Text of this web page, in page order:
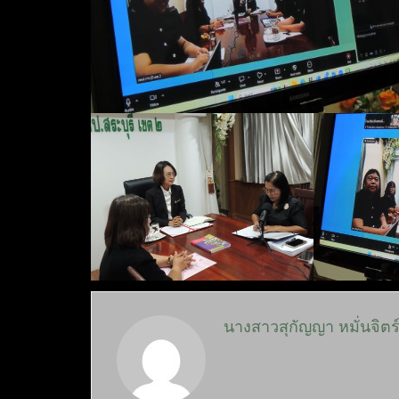
นางสาวสุกัญญา หมั่นจิตร์